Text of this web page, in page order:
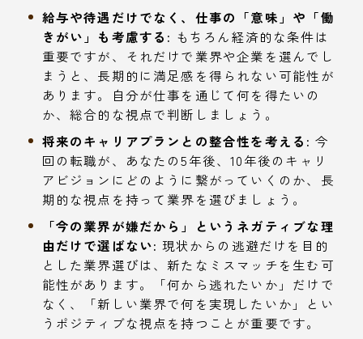
給与や待遇だけでなく、仕事の「意味」や「働
きがい」も考慮する: もちろん経済的な条件は
重要ですが、それだけで業界や企業を選んでし
まうと、長期的に満足感を得られない可能性が
あります。自分が仕事を通じて何を得たいの
か、総合的な視点で判断しましょう。
将来のキャリアプランとの整合性を考える: 今
回の転職が、あなたの5年後、10年後のキャリ
アビジョンにどのように繋がっていくのか、長
期的な視点を持って業界を選びましょう。
「今の業界が嫌だから」というネガティブな理
由だけで選ばない: 現状からの逃避だけを目的
とした業界選びは、新たなミスマッチを生む可
能性があります。「何から逃れたいか」だけで
なく、「新しい業界で何を実現したいか」とい
うポジティブな視点を持つことが重要です。